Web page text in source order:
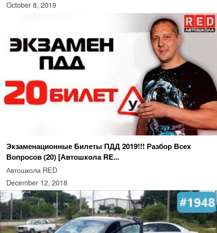
October 8, 2019
Экзаменационные Билеты ПДД 2019!!! Разбор Всех
Вопросов (20) [Автошкола RE...
Автошкола RED
December 12, 2018